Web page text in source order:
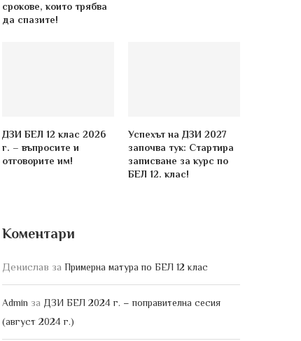
срокове, които трябва
да спазите!
ДЗИ БЕЛ 12 клас 2026
г. – въпросите и
отговорите им!
Успехът на ДЗИ 2027
започва тук: Стартира
записване за курс по
БЕЛ 12. клас!
Коментари
Денислав за Примерна матура по БЕЛ 12 клас
Admin за ДЗИ БЕЛ 2024 г. – поправителна сесия
(август 2024 г.)